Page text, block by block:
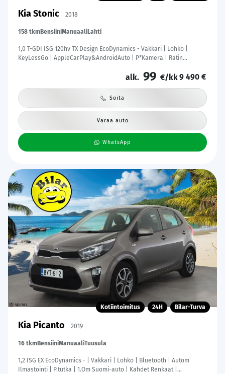
Kia Stonic 2018
158 tkmBensiiniManuaaliLahti
1,0 T-GDI ISG 120hv TX Design EcoDynamics - Vakkari | Lohko |
KeyLessGo | AppleCarPlay&AndroidAuto | P*Kamera | Ratin
alk. 99 €/kk9 490 €
Soita
Varaa auto
WhatsApp
Kotiintoimitus 24H Bilar-Turva
Kia Picanto 2019
16 tkmBensiiniManuaaliTuusula
1,2 ISG EX EcoDynamics - | Vakkari | Lohko | Bluetooth | Autom
Ilmastointi | P.tutka | 1.Om Suomi-auto | Kahdet Renkaat |